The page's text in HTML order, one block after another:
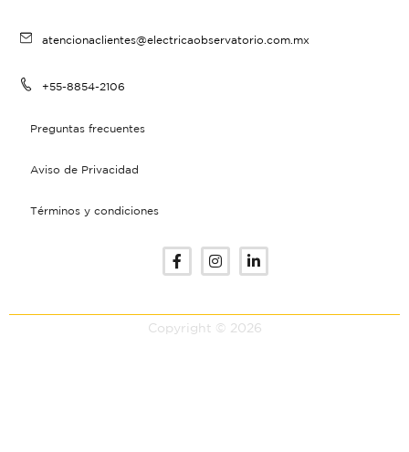
atencionaclientes@electricaobservatorio.com.mx
+55-8854-2106
Preguntas frecuentes
Aviso de Privacidad
Términos y condiciones
Copyright © 2026